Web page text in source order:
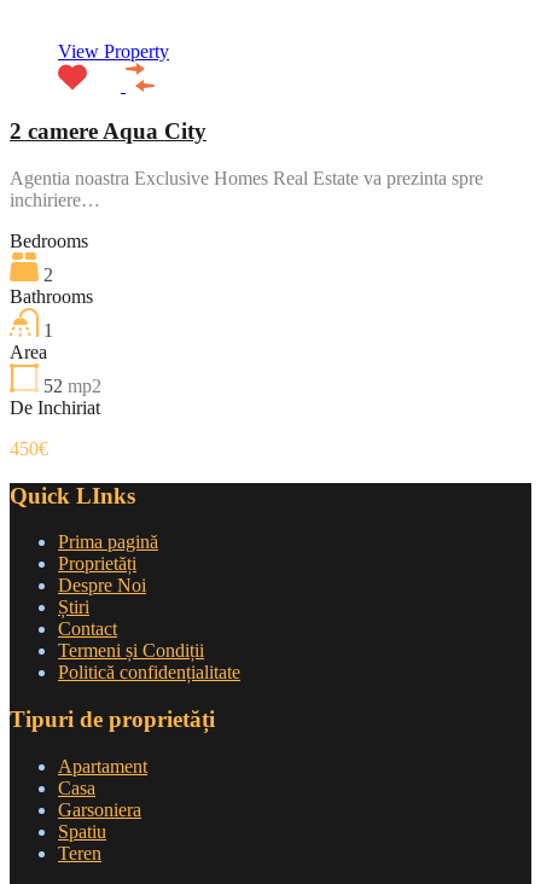
View Property
2 camere Aqua City
Agentia noastra Exclusive Homes Real Estate va prezinta spre
inchiriere…
Bedrooms
2
Bathrooms
1
Area
52 mp2
De Inchiriat
450€
Quick LInks
Prima pagină
Proprietăți
Despre Noi
Știri
Contact
Termeni și Condiții
Politică confidențialitate
Tipuri de proprietăți
Apartament
Casa
Garsoniera
Spatiu
Teren